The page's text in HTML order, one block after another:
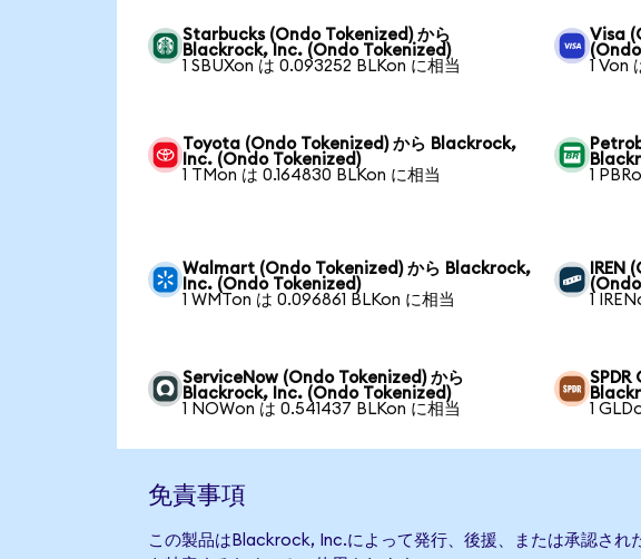
Starbucks (Ondo Tokenized) から
Blackrock, Inc. (Ondo Tokenized)
1 SBUXon は 0.093252 BLKon に相当
Visa
1 Von
Toyota (Ondo Tokenized) から Blackrock,
Inc. (Ondo Tokenized)
1 TMon は 0.164830 BLKon に相当
1
Walmart (Ondo Tokenized) から Blackrock,
Inc. (Ondo Tokenized)
1 WMTon は 0.096861 BLKon に相当
1
ServiceNow (Ondo Tokenized) から
Blackrock, Inc. (Ondo Tokenized)
1 NOWon は 0.541437 BLKon に相当
1
免責事項
この製品はBlackrock, Inc.によって発行、後援、または承認さ